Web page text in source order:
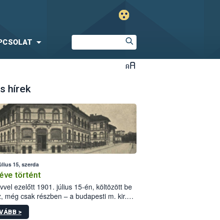
hírek
15, szerda
történt
ezelőtt 1901. július 15-én, költözött be
még csak részben – a budapesti m. kir.
állomás a Kis Rókus utca
alatti, Czigler Győző által tervezett új
>